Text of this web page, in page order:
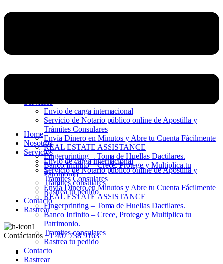
Envio de carga internacional
Servicio de Notario público online de Apostilla y
Trámites Consulares
Envía Dinero en Minutos y Abre tu Cuenta Fácilmente
REAL ESTATE ASSISTANCE
Fingerprinting – Toma de Huellas Dactilares.
Banco Infinito – Crece, Protege y Multiplica tu
Patrimonio.
Tramites consulares
Rastrea tu pedido
Contacto
Rastrear
Contáctanos +1 407 738 9163
Home
Nosotros
Servicios
Envio de carga internacional
Servicio de Notario público online de Apostilla y
Trámites Consulares
Envía Dinero en Minutos y Abre tu Cuenta Fácilmente
REAL ESTATE ASSISTANCE
Fingerprinting – Toma de Huellas Dactilares.
Banco Infinito – Crece, Protege y Multiplica tu
Patrimonio.
Tramites consulares
Rastrea tu pedido
Contacto
Rastrear